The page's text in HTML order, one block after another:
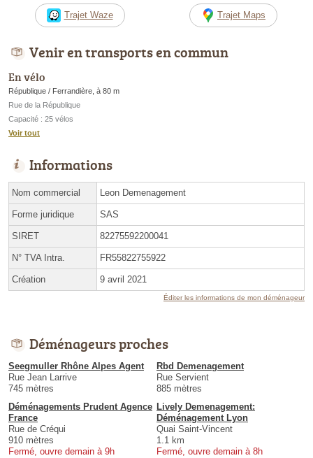
Trajet Waze Trajet Maps
Venir en transports en commun
En vélo
République / Ferrandière, à 80 m
Rue de la République
Capacité : 25 vélos
Voir tout
Informations
Nom commercial Leon Demenagement
Forme juridique SAS
SIRET 82275592200041
N° TVA Intra. FR55822755922
Création 9 avril 2021
Éditer les informations de mon déménageur
Déménageurs proches
Seegmuller Rhône Alpes Agent
Rue Jean Larrive
745 mètres
Rbd Demenagement
Rue Servient
885 mètres
Déménagements Prudent Agence
France
Rue de Créqui
910 mètres
Fermé, ouvre demain à 9h
Lively Demenagement:
Déménagement Lyon
Quai Saint-Vincent
1.1 km
Fermé, ouvre demain à 8h